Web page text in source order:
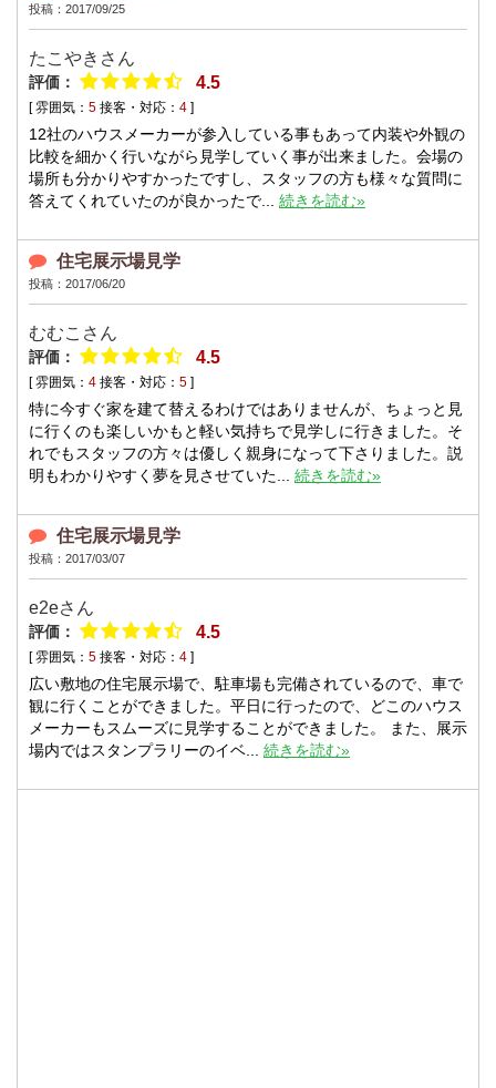
投稿：2017/09/25
たこやきさん
評価： 4.5
[ 雰囲気： 5 接客・対応： 4 ]
12社のハウスメーカーが参入している事もあって内装や外観の
比較を細かく行いながら見学していく事が出来ました。会場の
場所も分かりやすかったですし、スタッフの方も様々な質問に
答えてくれていたのが良かったで... 続きを読む»
住宅展示場見学
投稿：2017/06/20
むむこさん
評価： 4.5
[ 雰囲気： 4 接客・対応： 5 ]
特に今すぐ家を建て替えるわけではありませんが、ちょっと見
に行くのも楽しいかもと軽い気持ちで見学しに行きました。そ
れでもスタッフの方々は優しく親身になって下さりました。説
明もわかりやすく夢を見させていた... 続きを読む»
住宅展示場見学
投稿：2017/03/07
e2eさん
評価： 4.5
[ 雰囲気： 5 接客・対応： 4 ]
広い敷地の住宅展示場で、駐車場も完備されているので、車で
観に行くことができました。平日に行ったので、どこのハウス
メーカーもスムーズに見学することができました。 また、展示
場内ではスタンプラリーのイベ... 続きを読む»